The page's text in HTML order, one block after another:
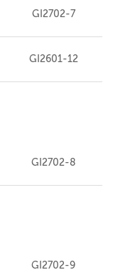
GI2702-7
GI2601-12
GI2702-8
GI2702-9